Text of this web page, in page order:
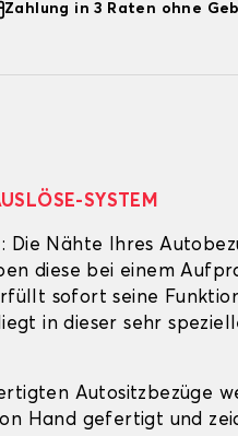
Zahlung in 3 Raten ohne
SYSTEM
: Die Nähte Ihres
diese bei einem
sofort seine
in dieser sehr
Autositzbezüge
Hand gefertigt und